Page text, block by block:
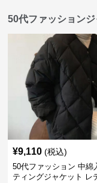
50代ファッション
¥9,110 (税込)
50代ファッション 中綿
ティングジャケット レ